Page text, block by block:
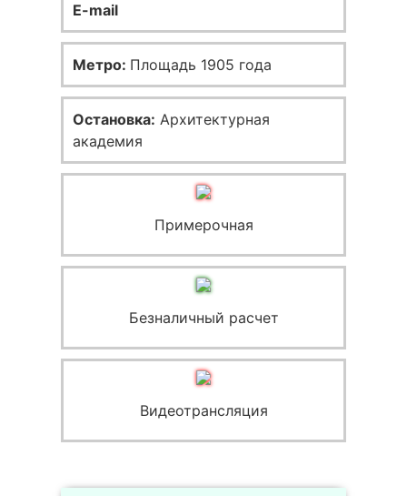
E-mail
Метро: Площадь 1905 года
Остановка: Архитектурная
академия
Примерочная
Безналичный расчет
Видеотрансляция